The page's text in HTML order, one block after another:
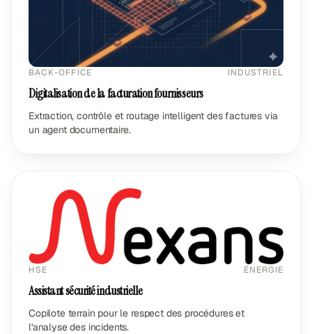
BACK-OFFICE INDUSTRIEL
Digitalisation de la facturation fournisseurs
Extraction, contrôle et routage intelligent des factures via
un agent documentaire.
HSE ÉNERGIE
Assistant sécurité industrielle
Copilote terrain pour le respect des procédures et
l'analyse des incidents.